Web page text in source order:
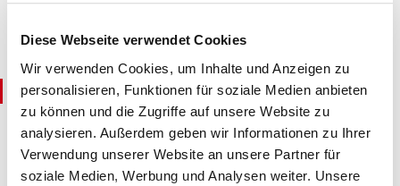
Diese Webseite verwendet Cookies
Wir verwenden Cookies, um Inhalte und Anzeigen zu
personalisieren, Funktionen für soziale Medien anbieten
zu können und die Zugriffe auf unsere Website zu
analysieren. Außerdem geben wir Informationen zu Ihrer
Verwendung unserer Website an unsere Partner für
soziale Medien, Werbung und Analysen weiter. Unsere
im Mitgliederbestand.
Regionaltreffen / Arbeitsgruppen
In regionalen Treffen bietet der Landesverband seinen
Mitgliedern die Möglichkeit, sich in überschaubarer
Runde auszutauschen und über aktuelle